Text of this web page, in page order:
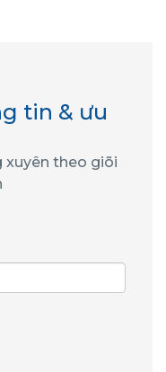
tin & ưu
xuyên theo giõi